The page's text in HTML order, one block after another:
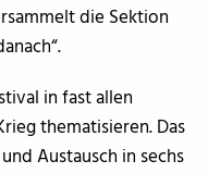
die Sektion
in fast allen
thematisieren. Das
Austausch in sechs